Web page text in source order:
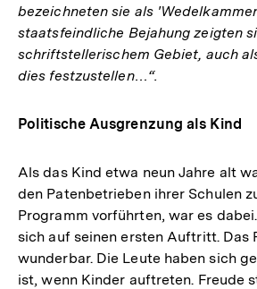
bezeichneten sie als
staatsfeindliche Bejahung zeigten
schriftstellerischem Gebiet, auch
dies festzustellen…“.
Politische Ausgrenzung als Kind
Als das Kind etwa neun Jahre alt
den Patenbetrieben ihrer Schulen
Programm vorführten, war es
sich auf seinen ersten Auftritt. Das
wunderbar. Die Leute haben sich
ist, wenn Kinder auftreten. Freude